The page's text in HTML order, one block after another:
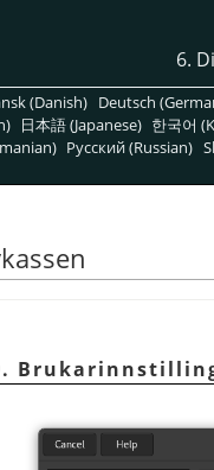
6.
(Danish) Deutsch
日本語 (Japanese) 한국어
Pусский (Russian)